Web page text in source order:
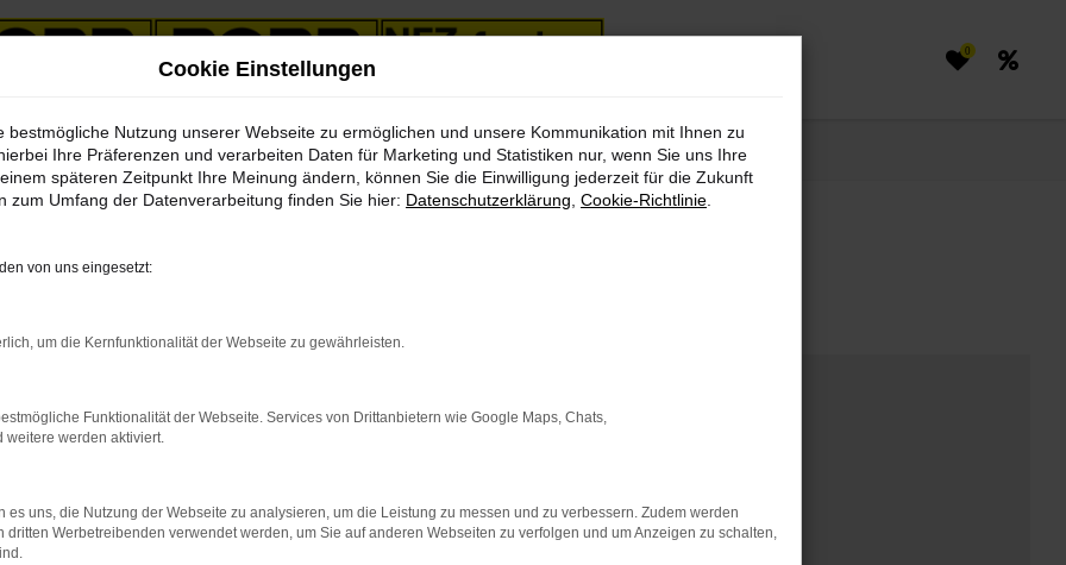
0
LKWs in unserem Fahrzeugmarkt finden
Cookie Einstellungen
bestmögliche Nutzung unserer Webseite zu ermöglichen und unsere Kommunikation mit Ihnen zu
Ihre Präferenzen und verarbeiten Daten für Marketing und Statistiken nur, wenn Sie uns Ihre
späteren Zeitpunkt Ihre Meinung ändern, können Sie die Einwilligung jederzeit für die Zukunft
zum Umfang der Datenverarbeitung finden Sie hier: Datenschutzerklärung Cookie-Richtlinie
von uns eingesetzt:
um die Kernfunktionalität der Webseite zu gewährleisten.
Funktionalität der Webseite. Services von Drittanbietern wie Google Maps, Chats,
weitere werden aktiviert.
es uns, die Nutzung der Webseite zu analysieren, um die Leistung zu messen und zu verbessern. Zudem werden
dritten Werbetreibenden verwendet werden, um Sie auf anderen Webseiten zu verfolgen und um Anzeigen zu schalten,